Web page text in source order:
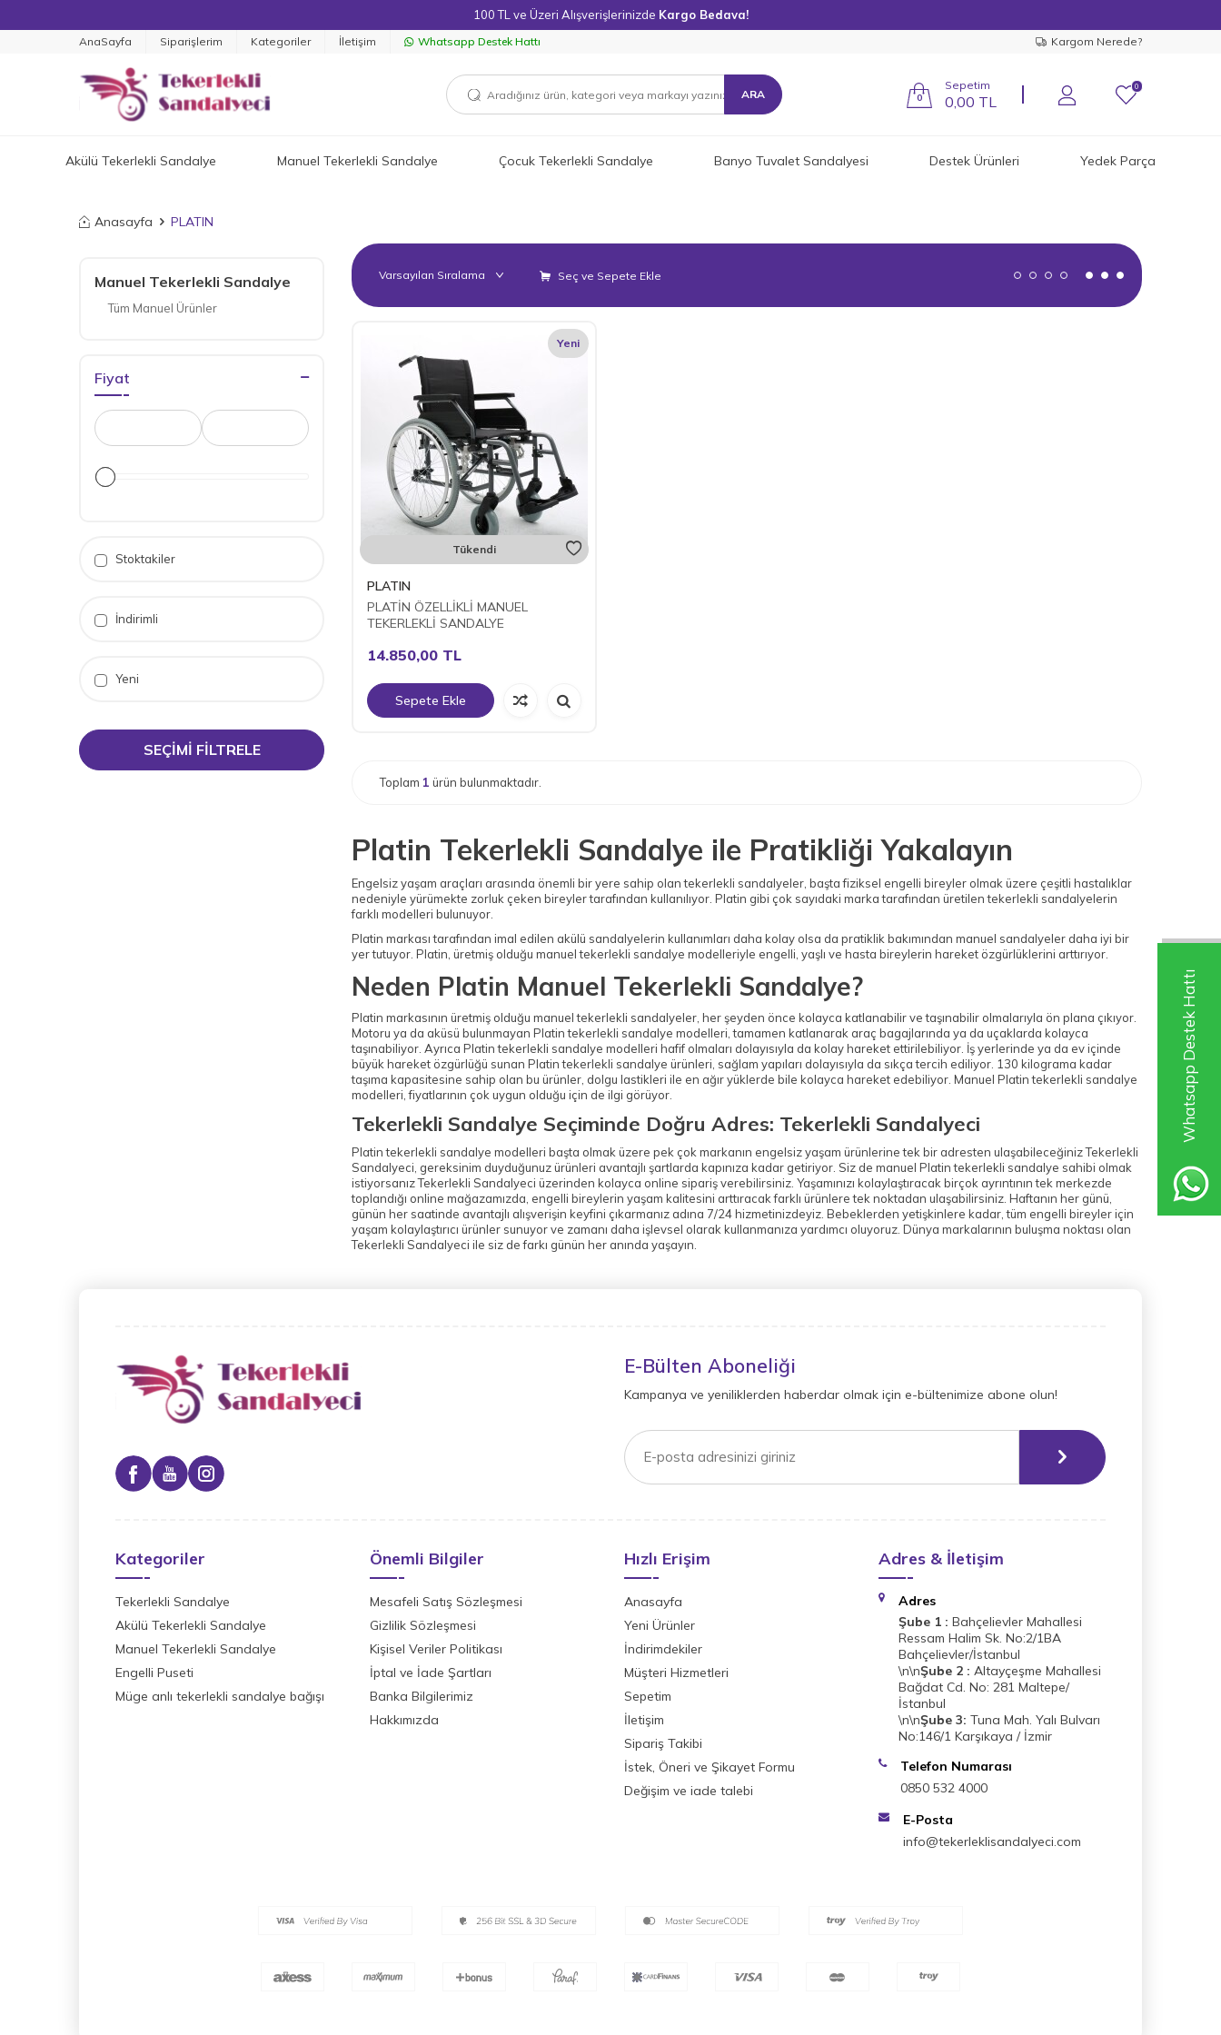
Whatsapp Destek Hattı
100 TL ve Üzeri Alışverişlerinizde Kargo Bedava!
AnaSayfa Siparişlerim Kategoriler İletişim Whatsapp Destek Hattı Kargom Nerede?
ARA 0
Sepetim
0,00 TL
0
Akülü Tekerlekli Sandalye Manuel Tekerlekli Sandalye Çocuk Tekerlekli Sandalye Banyo Tuvalet Sandalyesi Destek Ürünleri Yedek Parça
Anasayfa PLATIN
Manuel Tekerlekli Sandalye
Tüm Manuel Ürünler
Fiyat
Stoktakiler
İndirimli
Yeni
SEÇIMI FILTRELE
Seç ve Sepete Ekle
Yeni
Tükendi
PLATIN
PLATİN ÖZELLİKLİ MANUEL
TEKERLEKLİ SANDALYE
14.850,00 TL
Sepete Ekle
Toplam 1 ürün bulunmaktadır.
Platin Tekerlekli Sandalye ile Pratikliği Yakalayın
Engelsiz yaşam araçları arasında önemli bir yere sahip olan tekerlekli sandalyeler, başta fiziksel engelli bireyler olmak üzere çeşitli hastalıklar
nedeniyle yürümekte zorluk çeken bireyler tarafından kullanılıyor. Platin gibi çok sayıdaki marka tarafından üretilen tekerlekli sandalyelerin
farklı modelleri bulunuyor.
Platin markası tarafından imal edilen akülü sandalyelerin kullanımları daha kolay olsa da pratiklik bakımından manuel sandalyeler daha iyi bir
yer tutuyor. Platin, üretmiş olduğu manuel tekerlekli sandalye modelleriyle engelli, yaşlı ve hasta bireylerin hareket özgürlüklerini arttırıyor.
Neden Platin Manuel Tekerlekli Sandalye?
Platin markasının üretmiş olduğu manuel tekerlekli sandalyeler, her şeyden önce kolayca katlanabilir ve taşınabilir olmalarıyla ön plana çıkıyor.
Motoru ya da aküsü bulunmayan Platin tekerlekli sandalye modelleri, tamamen katlanarak araç bagajlarında ya da uçaklarda kolayca
taşınabiliyor. Ayrıca Platin tekerlekli sandalye modelleri hafif olmaları dolayısıyla da kolay hareket ettirilebiliyor. İş yerlerinde ya da ev içinde
büyük hareket özgürlüğü sunan Platin tekerlekli sandalye ürünleri, sağlam yapıları dolayısıyla da sıkça tercih ediliyor. 130 kilograma kadar
taşıma kapasitesine sahip olan bu ürünler, dolgu lastikleri ile en ağır yüklerde bile kolayca hareket edebiliyor. Manuel Platin tekerlekli sandalye
modelleri, fiyatlarının çok uygun olduğu için de ilgi görüyor.
Tekerlekli Sandalye Seçiminde Doğru Adres: Tekerlekli Sandalyeci
Platin tekerlekli sandalye modelleri başta olmak üzere pek çok markanın engelsiz yaşam ürünlerine tek bir adresten ulaşabileceğiniz Tekerlekli
Sandalyeci, gereksinim duyduğunuz ürünleri avantajlı şartlarda kapınıza kadar getiriyor. Siz de manuel Platin tekerlekli sandalye sahibi olmak
istiyorsanız Tekerlekli Sandalyeci üzerinden kolayca online sipariş verebilirsiniz. Yaşamınızı kolaylaştıracak birçok ayrıntının tek merkezde
toplandığı online mağazamızda, engelli bireylerin yaşam kalitesini arttıracak farklı ürünlere tek noktadan ulaşabilirsiniz. Haftanın her günü,
günün her saatinde avantajlı alışverişin keyfini çıkarmanız adına 7/24 hizmetinizdeyiz. Bebeklerden yetişkinlere kadar, tüm engelli bireyler için
yaşam kolaylaştırıcı ürünler sunuyor ve zamanı daha işlevsel olarak kullanmanıza yardımcı oluyoruz. Dünya markalarının buluşma noktası olan
Tekerlekli Sandalyeci ile siz de farkı günün her anında yaşayın.
E-Bülten Aboneliği
Kampanya ve yeniliklerden haberdar olmak için e-bültenimize abone olun!
Kategoriler
Tekerlekli Sandalye
Akülü Tekerlekli Sandalye
Manuel Tekerlekli Sandalye
Engelli Puseti
Müge anlı tekerlekli sandalye bağışı
Önemli Bilgiler
Mesafeli Satış Sözleşmesi
Gizlilik Sözleşmesi
Kişisel Veriler Politikası
İptal ve İade Şartları
Banka Bilgilerimiz
Hakkımızda
Hızlı Erişim
Anasayfa
Yeni Ürünler
İndirimdekiler
Müşteri Hizmetleri
Sepetim
İletişim
Sipariş Takibi
İstek, Öneri ve Şikayet Formu
Değişim ve iade talebi
Adres & İletişim
Adres
Şube 1 : Bahçelievler Mahallesi
Ressam Halim Sk. No:2/1BA
Bahçelievler/İstanbul
\n\nŞube 2 : Altayçeşme Mahallesi
Bağdat Cd. No: 281 Maltepe/
İstanbul
\n\nŞube 3: Tuna Mah. Yalı Bulvarı
No:146/1 Karşıkaya / İzmir
Telefon Numarası
0850 532 4000
E-Posta
info@tekerleklisandalyeci.com